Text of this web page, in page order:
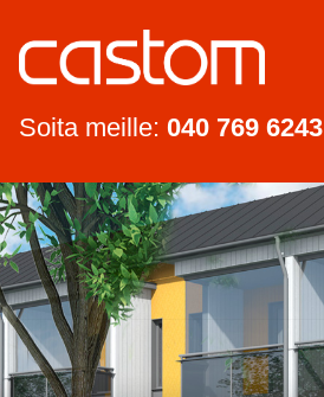
Soita meille: 040 769 6243